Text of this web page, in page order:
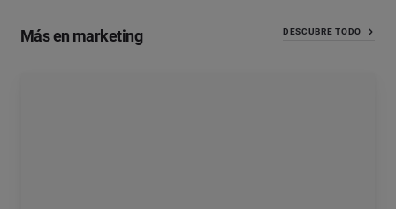
Más en marketing DESCUBRE TODO